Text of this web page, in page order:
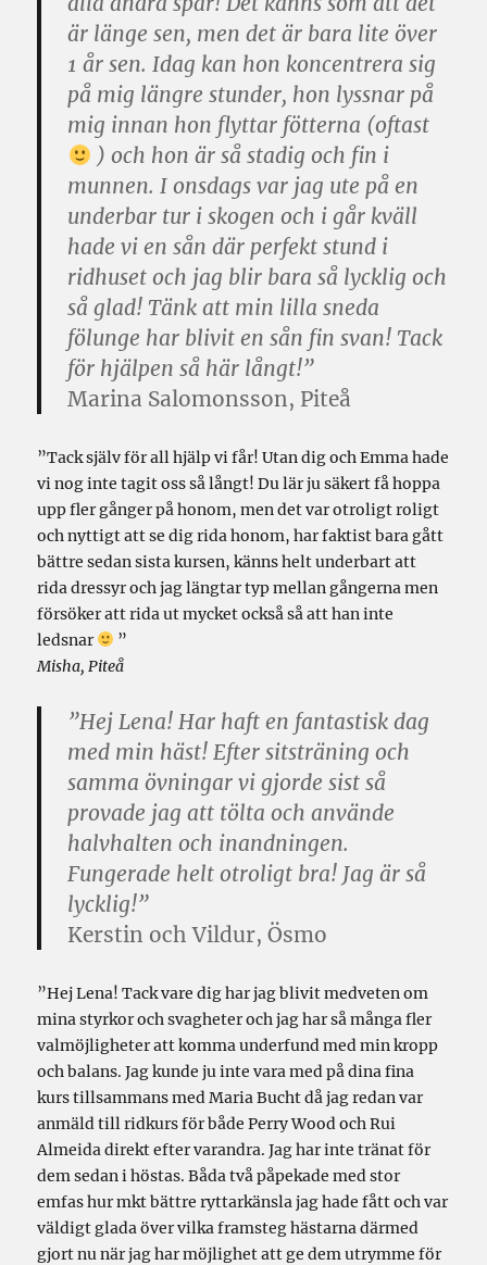
är länge sen, men det är bara lite över
1 år sen. Idag kan hon koncentrera sig
på mig längre stunder, hon lyssnar på
mig innan hon flyttar fötterna (oftast
) och hon är så stadig och fin i
munnen. I onsdags var jag ute på en
underbar tur i skogen och i går kväll
hade vi en sån där perfekt stund i
ridhuset och jag blir bara så lycklig och
så glad! Tänk att min lilla sneda
fölunge har blivit en sån fin svan! Tack
för hjälpen så här långt!”
Marina Salomonsson, Piteå
”Tack själv för all hjälp vi får! Utan dig och Emma hade
vi nog inte tagit oss så långt! Du lär ju säkert få hoppa
upp fler gånger på honom, men det var otroligt roligt
och nyttigt att se dig rida honom, har faktist bara gått
bättre sedan sista kursen, känns helt underbart att
rida dressyr och jag längtar typ mellan gångerna men
försöker att rida ut mycket också så att han inte
ledsnar
”
Misha, Piteå
”Hej Lena! Har haft en fantastisk dag
med min häst! Efter sitsträning och
samma övningar vi gjorde sist så
provade jag att tölta och använde
halvhalten och inandningen.
Fungerade helt otroligt bra! Jag är så
lycklig!”
Kerstin och Vildur, Ösmo
”Hej Lena! Tack vare dig har jag blivit medveten om
mina styrkor och svagheter och jag har så många fler
valmöjligheter att komma underfund med min kropp
och balans. Jag kunde ju inte vara med på dina fina
kurs tillsammans med Maria Bucht då jag redan var
anmäld till ridkurs för både Perry Wood och Rui
Almeida direkt efter varandra. Jag har inte tränat för
dem sedan i höstas. Båda två påpekade med stor
emfas hur mkt bättre ryttarkänsla jag hade fått och var
väldigt glada över vilka framsteg hästarna därmed
gjort nu när jag har möjlighet att ge dem utrymme för